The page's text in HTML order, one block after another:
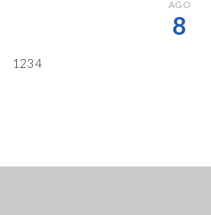
AGO
8
1234